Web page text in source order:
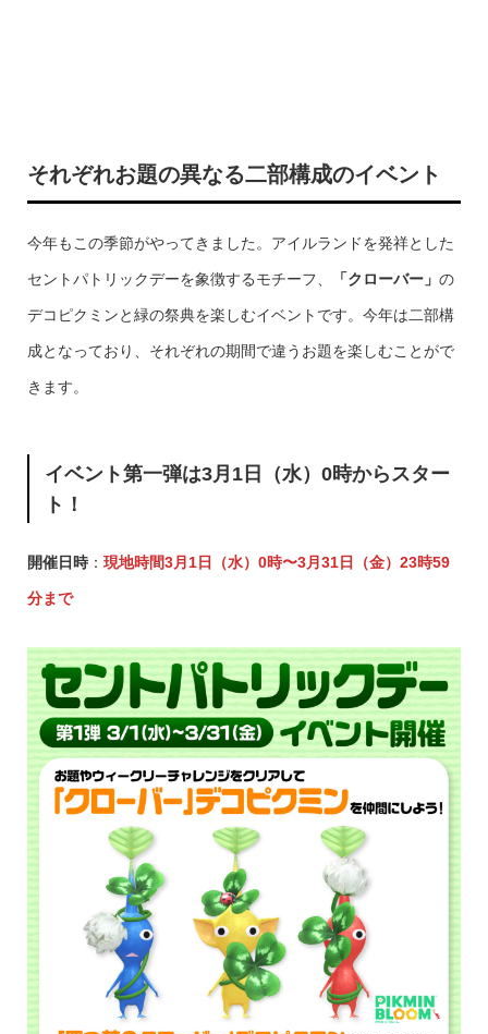
それぞれお題の異なる二部構成のイベント
今年もこの季節がやってきました。アイルランドを発祥とした
セントパトリックデーを象徴するモチーフ、 「クローバー」 の
デコピクミンと緑の祭典を楽しむイベントです。今年は二部構
成となっており、それぞれの期間で違うお題を楽しむことがで
きます。
イベント第一弾は3月1日（水）0時からスター
ト！
開催日時： 現地時間3月1日（水）0時〜3月31日（金） 23時59
分まで